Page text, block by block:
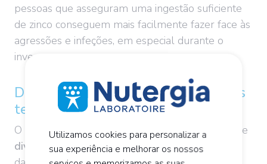
pessoas que asseguram uma ingestão suficiente
de zinco conseguem mais facilmente fazer face às
agressões e infeções, em especial durante o
inverno.
De que modo é que o zinco atua nos
tecidos?
O zinco desempenha um papel nos processos de
divisão
celular, na síntese do ADN e na síntese
Utilizamos cookies para personalizar a
sua experiência e melhorar os nossos